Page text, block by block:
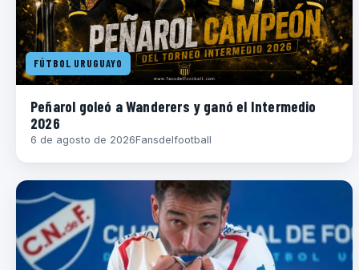
FÚTBOL URUGUAYO
Peñarol goleó a Wanderers y ganó el Intermedio
2026
6 de agosto de 2026Fansdelfootball